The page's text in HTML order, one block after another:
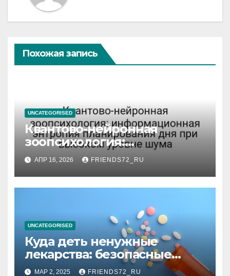
Похожая запись
UNCATEGORISED
Квантово-нейронная
зоопсихология:
информационная энтропия
планирования дня при
высоком уровне шума
АПР 16, 2026 FRIENDS72_RU
UNCATEGORISED
Куда деть ненужные
лекарства: безопасные
способы утилизации
МАР 2, 2025 FRIENDS72_RU